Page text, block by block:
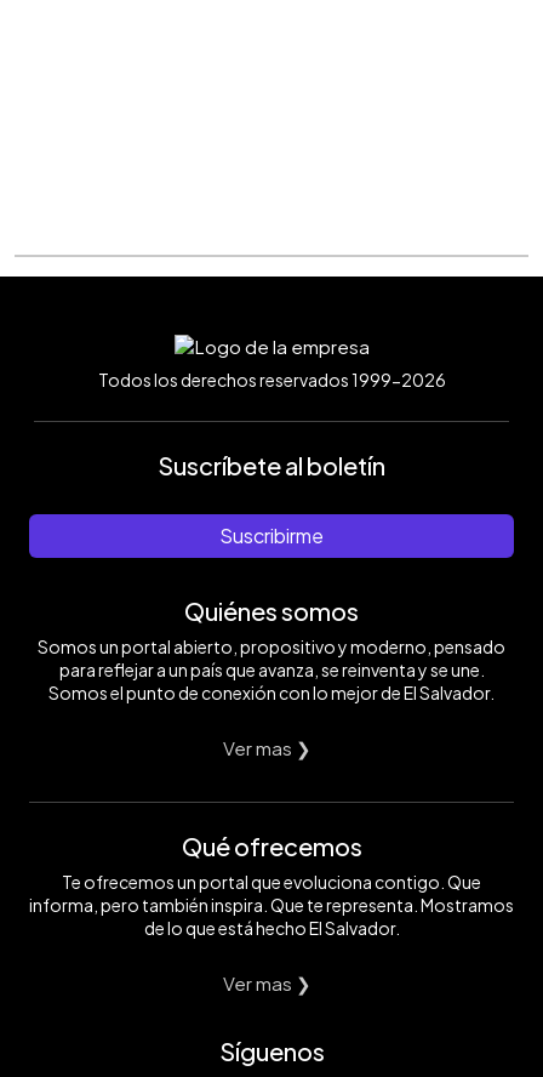
Todos los derechos reservados 1999-2026
Suscríbete al boletín
Suscribirme
Quiénes somos
Somos un portal abierto, propositivo y moderno, pensado
para reflejar a un país que avanza, se reinventa y se une.
Somos el punto de conexión con lo mejor de El Salvador.
Ver mas ❯
Qué ofrecemos
Te ofrecemos un portal que evoluciona contigo. Que
informa, pero también inspira. Que te representa. Mostramos
de lo que está hecho El Salvador.
Ver mas ❯
Síguenos